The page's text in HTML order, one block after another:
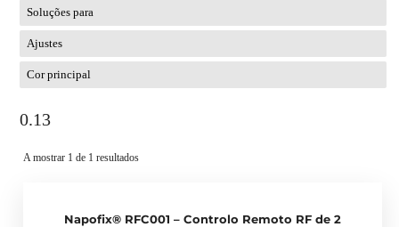
Soluções para
Ajustes
Cor principal
0.13
A mostrar 1 de 1 resultados
Napofix® RFC001 – Controlo Remoto RF de 2